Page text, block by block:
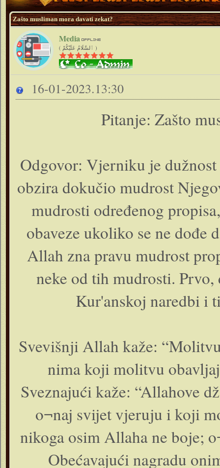
Zašto musliman mora davati zekat?
Media
( ٱلسَّلَامُ عَلَيْكُمْ )
16-01-2023.13:30
Pitanje: Zašto
Odgovor: Vjerniku je
obzira dokučio mudrost
mudrosti određenog
obaveze ukoliko se ne dođe
Allah zna pravu mudrost
neke od tih mudrosti.
Kur'anskoj naredbi i
Svevišnji Allah kaže:
nima koji molitvu
Sveznajući kaže: “Allahove
o¬naj svijet vjeruju i koji
nikoga osim Allaha ne boje;
Obećavajući nagradu